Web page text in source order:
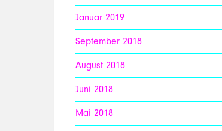
Januar 2019
September 2018
August 2018
Juni 2018
Mai 2018